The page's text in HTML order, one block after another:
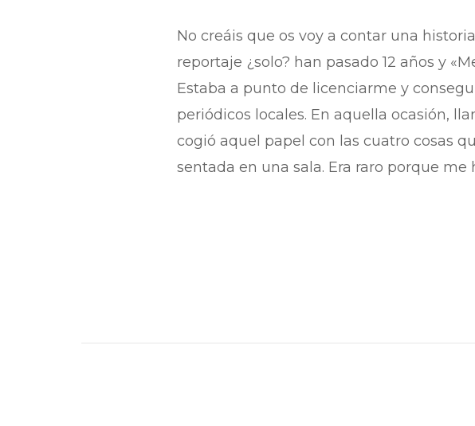
No creáis que os voy a contar una
reportaje ¿solo? han pasado 12 años y
Estaba a punto de licenciarme y
periódicos locales. En aquella ocasión,
cogió aquel papel con las cuatro cosas
sentada en una sala. Era raro porque me